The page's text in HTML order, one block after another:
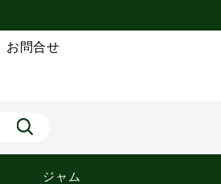
お問合せ
ジャム